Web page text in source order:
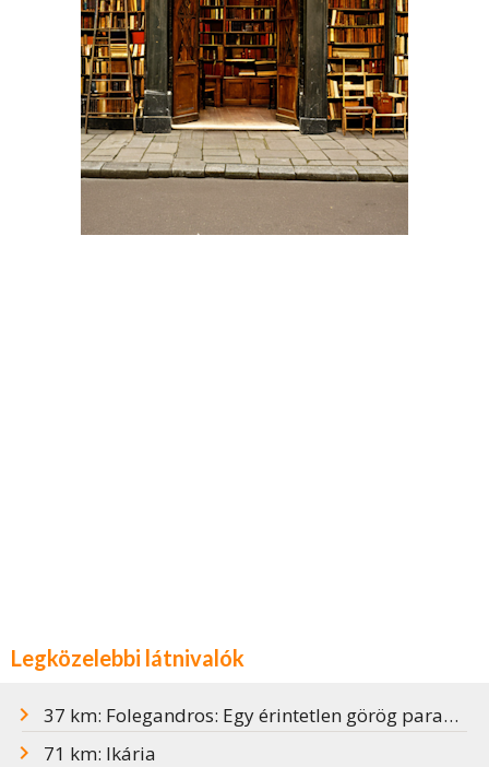
Legközelebbi látnivalók
37 km: Folegandros: Egy érintetlen görög paradicsomi sziget
71 km: Ikária